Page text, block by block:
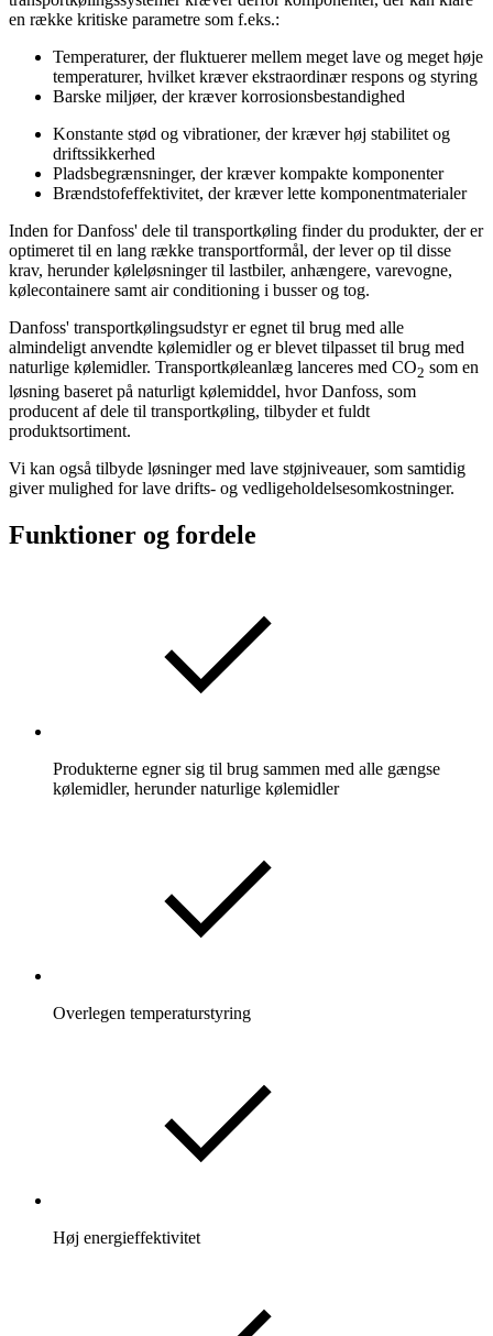
en række kritiske parametre som f.eks.:
Temperaturer, der fluktuerer mellem meget lave og meget høje
temperaturer, hvilket kræver ekstraordinær respons og styring
Barske miljøer, der kræver korrosionsbestandighed
Konstante stød og vibrationer, der kræver høj stabilitet og
driftssikkerhed
Pladsbegrænsninger, der kræver kompakte komponenter
Brændstofeffektivitet, der kræver lette komponentmaterialer
Inden for Danfoss' dele til transportkøling finder du produkter, der er
optimeret til en lang række transportformål, der lever op til disse
krav, herunder køleløsninger til lastbiler, anhængere, varevogne,
kølecontainere samt air conditioning i busser og tog.
Danfoss' transportkølingsudstyr er egnet til brug med alle
almindeligt anvendte kølemidler og er blevet tilpasset til brug med
naturlige kølemidler. Transportkøleanlæg lanceres med CO2 som en
løsning baseret på naturligt kølemiddel, hvor Danfoss, som
producent af dele til transportkøling, tilbyder et fuldt
produktsortiment.
Vi kan også tilbyde løsninger med lave støjniveauer, som samtidig
giver mulighed for lave drifts- og vedligeholdelsesomkostninger.
Funktioner og fordele
Produkterne egner sig til brug sammen med alle gængse
kølemidler, herunder naturlige kølemidler
Overlegen temperaturstyring
Høj energieffektivitet